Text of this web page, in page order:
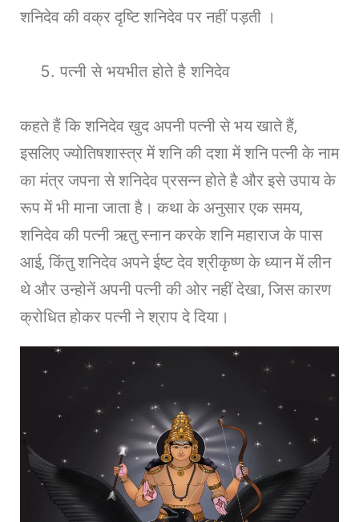
शनिदेव की वक्र दृष्टि शनिदेव पर नहीं पड़ती ।
पत्नी से भयभीत होते है शनिदेव
कहते हैं कि शनिदेव खुद अपनी पत्नी से भय खाते हैं,
इसलिए ज्योतिषशास्त्र में शनि की दशा में शनि पत्नी के नाम
का मंत्र जपना से शनिदेव प्रसन्न होते है और इसे उपाय के
रूप में भी माना जाता है। कथा के अनुसार एक समय,
शनिदेव की पत्नी ऋतु स्नान करके शनि महाराज के पास
आई, किंतु शनिदेव अपने ईष्ट देव श्रीकृष्ण के ध्यान में लीन
थे और उन्होनें अपनी पत्नी की ओर नहीं देखा, जिस कारण
क्रोधित होकर पत्नी ने श्राप दे दिया।